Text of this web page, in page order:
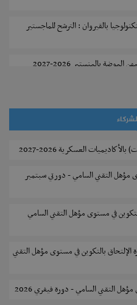
بالقيروان : الترشح للماجستير
بالمنستير 2026-2027
العالي لعلوم و تقنيات المياه بقابس
بلاغ حول مواعيد الترسيم المدرسي عن بعد بعنوان السنة الدراسية 2026-
الجامعي - باكالوريا 2026
الوطني لسنة 2026
بقصر السعيد : ترسيم السنوات الثانية
العسكرية 2026-2027
مؤهل التقني السامي - دورتي سبتمبر
في مستوى مؤهل التقني السامي
بالتكوين في مستوى مؤهل التقني
التقني السامي - دورة فيفري 2026